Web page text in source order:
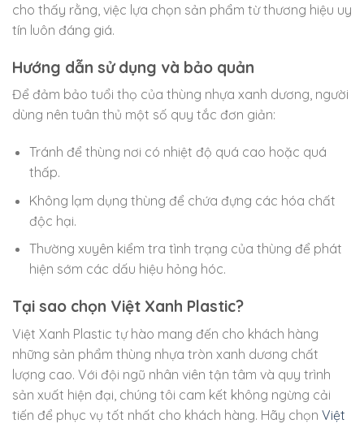
cho thấy rằng, việc lựa chọn sản phẩm từ thương hiệu uy
tín luôn đáng giá.
Hướng dẫn sử dụng và bảo quản
Để đảm bảo tuổi thọ của thùng nhựa xanh dương, người
dùng nên tuân thủ một số quy tắc đơn giản:
Tránh để thùng nơi có nhiệt độ quá cao hoặc quá
thấp.
Không lạm dụng thùng để chứa đựng các hóa chất
độc hại.
Thường xuyên kiểm tra tình trạng của thùng để phát
hiện sớm các dấu hiệu hỏng hóc.
Tại sao chọn Việt Xanh Plastic?
Việt Xanh Plastic tự hào mang đến cho khách hàng
những sản phẩm thùng nhựa tròn xanh dương chất
lượng cao. Với đội ngũ nhân viên tận tâm và quy trình
sản xuất hiện đại, chúng tôi cam kết không ngừng cải
tiến để phục vụ tốt nhất cho khách hàng. Hãy chọn Việt